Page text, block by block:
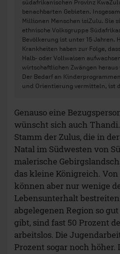
südafrikanischen Provinz
benachbarten Gebieten.
Millionen Menschen isiZulu. Sie
ethnische Volksgruppe
Bevölkerung ist unter 15 Jahren.
Krankheiten haben zur Folge,
Halb- oder Vollwaisen
wirtschaftlichen Zwängen
Der Bedarf an
und Orientierung vermitteln, ist
Genauso eine
wünscht sich auch
Stamm der Zulus, die in
Natal im Südwesten von
malerische
das kleine Königreich.
können aber nur wenige
Lebensunterhalt
abgelegenen Region so
gibt, sind fast 50 Prozent
arbeitslos. Die
Prozent sogar noch höher.